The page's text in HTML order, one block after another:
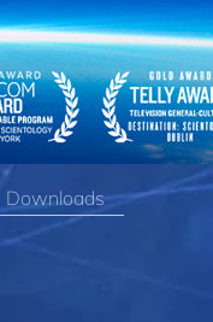
Downloads